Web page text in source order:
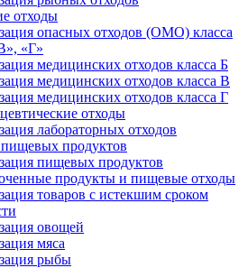
отходы
опасных отходов (ОМО) класса
«Г»
медицинских отходов класса Б
медицинских отходов класса В
медицинских отходов класса Г
отходы
лабораторных отходов
продуктов
пищевых продуктов
продукты и пищевые отходы
товаров с истекшим сроком
овощей
мяса
рыбы